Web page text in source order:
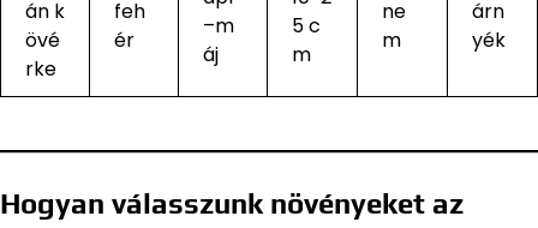
án k
övé
rke
feh
ér
–m
áj
5 c
m
ne
m
árn
yék
Hogyan válasszunk növényeket az